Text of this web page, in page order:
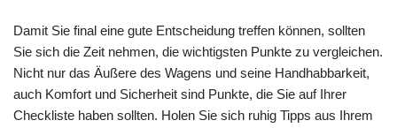
Damit Sie final eine gute Entscheidung treffen können, sollten
Sie sich die Zeit nehmen, die wichtigsten Punkte zu vergleichen.
Nicht nur das Äußere des Wagens und seine Handhabbarkeit,
auch Komfort und Sicherheit sind Punkte, die Sie auf Ihrer
Checkliste haben sollten. Holen Sie sich ruhig Tipps aus Ihrem